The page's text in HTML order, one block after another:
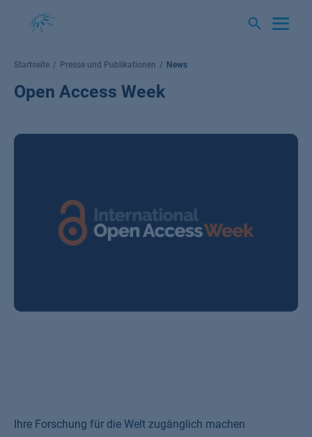
Startseite Presse und Publikationen News
Open Access Week
Ihre Forschung für die Welt zugänglich machen